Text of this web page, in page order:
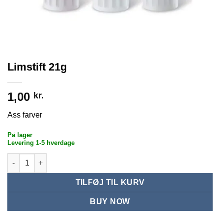
Limstift 21g
1,00 kr.
Ass farver
På lager
Levering 1-5 hverdage
Limstift 21g antal
TILFØJ TIL KURV
BUY NOW